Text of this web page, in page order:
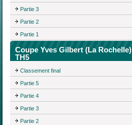
Partie 3
Partie 2
Partie 1
Coupe Yves Gilbert (La Rochelle)
TH5
Classement final
Partie 5
Partie 4
Partie 3
Partie 2